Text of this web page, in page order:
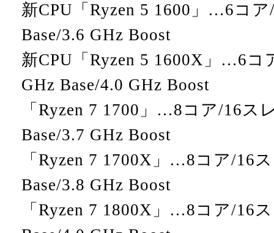
新CPU「Ryzen 5 1600」…6コ
Base/3.6 GHz Boost
新CPU「Ryzen 5 1600X」…6コ
GHz Base/4.0 GHz Boost
「Ryzen 7 1700」…8コア/16ス
Base/3.7 GHz Boost
「Ryzen 7 1700X」…8コア/16
Base/3.8 GHz Boost
「Ryzen 7 1800X」…8コア/16